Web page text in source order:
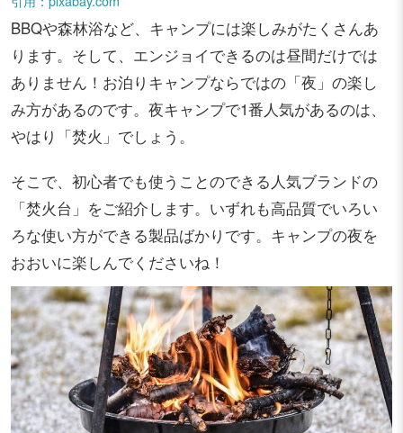
BBQや森林浴など、キャンプには楽しみがたくさんあ
ります。そして、エンジョイできるのは昼間だけでは
ありません！お泊りキャンプならではの「夜」の楽し
み方があるのです。夜キャンプで1番人気があるのは、
やはり「焚火」でしょう。
そこで、初心者でも使うことのできる人気ブランドの
「焚火台」をご紹介します。いずれも高品質でいろい
ろな使い方ができる製品ばかりです。キャンプの夜を
おおいに楽しんでくださいね！